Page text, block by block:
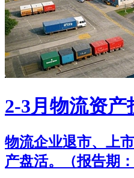
2-3月物流资
物流企业退市、上
产盘活。（报告期：